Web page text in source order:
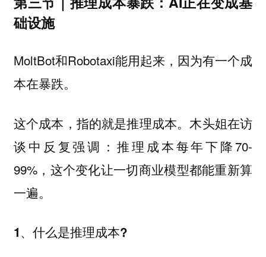
础设施
MoltBot和Robotaxi能用起来，因为有一个成
本在暴跌。
这个成本，指的就是推理成本。木头姐在访
谈中反复强调：推理成本每年下降70-
99%，这个变化让一切商业模型都能重新算
一遍。
1、什么是推理成本?